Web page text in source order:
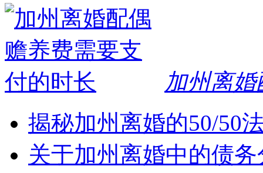
加州离
揭秘加州离婚的50/50
关于加州离婚中的债